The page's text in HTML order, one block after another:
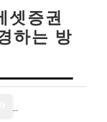
셋증권
하는 방